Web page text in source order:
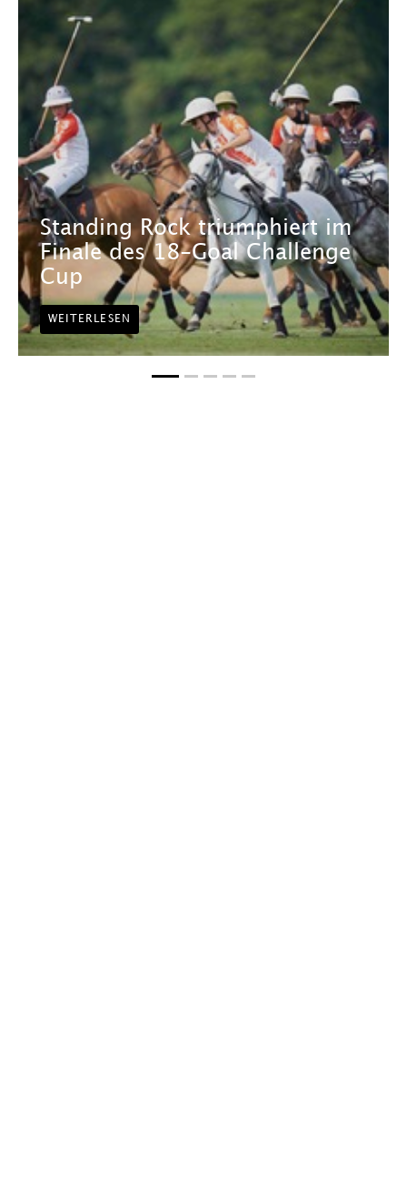
Standing Rock triumphiert im
Finale des 18-Goal Challenge
Cup
WEITERLESEN